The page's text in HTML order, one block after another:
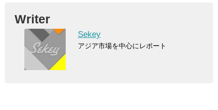
Writer
Sekey
アジア市場を中心にレポート